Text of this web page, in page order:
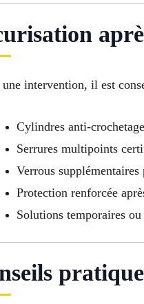
une intervention, il est
Cylindres anti-
Serrures multipoints
Verrous
Protection renforcée
Solutions temporaires